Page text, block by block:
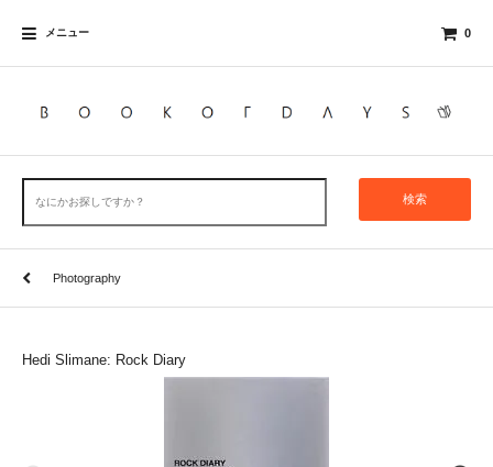
メニュー 0
検索
Photography
Hedi Slimane: Rock Diary